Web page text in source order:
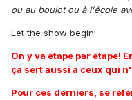
ou au boulot ou à l'école
Let the show begin!
On y va étape par étape!
ça sert aussi à ceux qui
Pour ces derniers, se